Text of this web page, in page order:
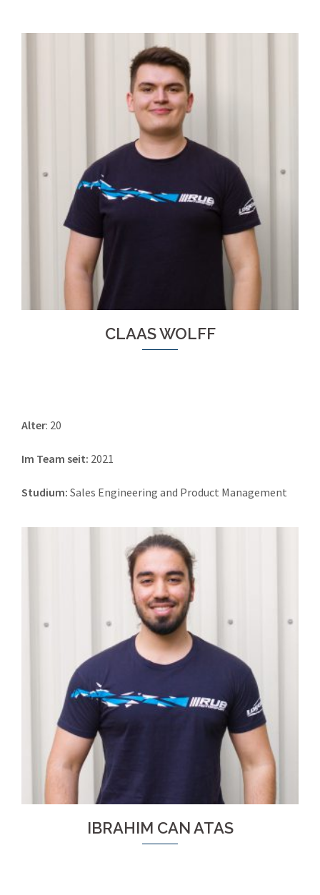
CLAAS WOLFF
Alter: 20
Im Team seit: 2021
Studium: Sales Engineering and Product Management
IBRAHIM CAN ATAS